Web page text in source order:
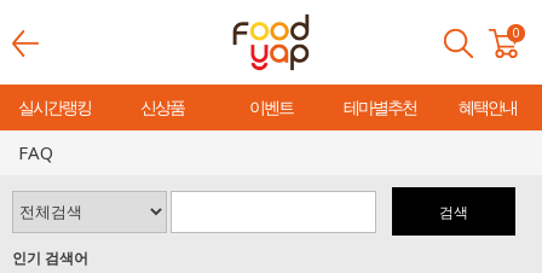
0
실시간랭킹 신상품 이벤트 테마별추천 혜택안내
FAQ
검색
인기 검색어